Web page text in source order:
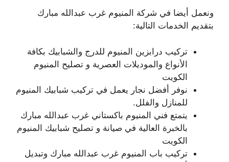
ونعمل أيضا في شركة المنيوم غرب عبدالله مبارك
بتقديم الخدمات التالية:
تركيب درابزين المنيوم للدرج والشبابيك بكافة
الأنواع والموديلات العصرية و تصليح المنيوم
الكويت
نوفر أفضل نجار يعمل في تركيب شبابيك المنيوم
للمنازل والفلل.
يتمتع فني المنيوم باكستاني غرب عبدالله مبارك
بالخبرة العالية في صيانة و تصليح شبابيك المنيوم
الكويت
تركيب باب المنيوم غرب عبدالله مبارك وتبديل